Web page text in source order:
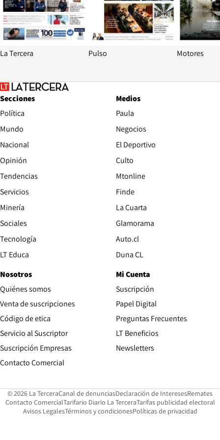
La Tercera Pulso Motores
Secciones
Política
Mundo
Nacional
Opinión
Tendencias
Servicios
Minería
Sociales
Tecnología
LT Educa
Medios
Paula
Negocios
El Deportivo
Culto
Mtonline
Finde
La Cuarta
Glamorama
Auto.cl
Duna CL
Nosotros
Quiénes somos
Venta de suscripciones
Código de etica Opens in new window
Servicio al Suscriptor
Suscripción Empresas
Contacto Comercial
Mi Cuenta
Suscripción
Papel Digital
Preguntas Frecuentes
LT Beneficios
Newsletters
© 2026 La TerceraCanal de denunciasOpens in new window
Declaración de InteresesOpens in
Remates
Contacto ComercialOpens in new window
Tarifario Diario La TerceraOpens in new window
Tarifas publicidad electoral
Avisos LegalesOpens in new window
Términos y condicionesPolíticas de privacidad